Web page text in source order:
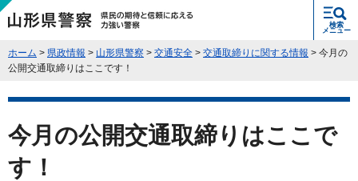
県民の期待と信頼に応える力強い警
察 山形県警察
検索
メニュー
ホーム > 県政情報 > 山形県警察 > 交通安全 > 交通取締りに関する情報 > 今月の
公開交通取締りはここです！
今月の公開交通取締りはここで
す！